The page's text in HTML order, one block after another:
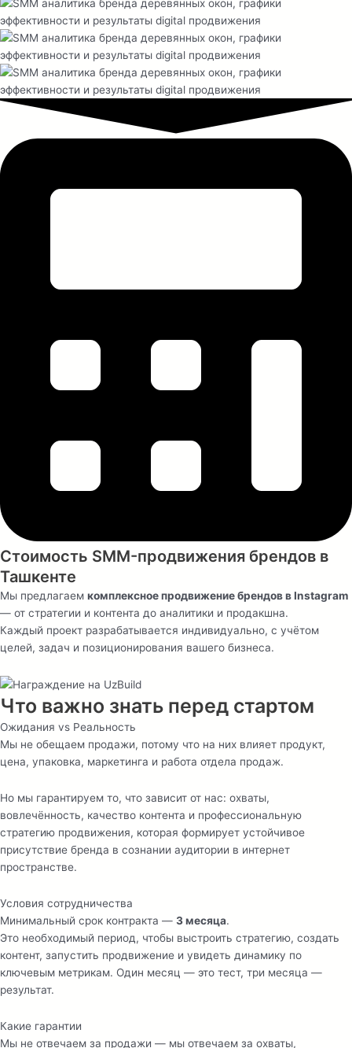
Стоимость SMM-продвижения брендов в
Ташкенте
Мы предлагаем комплексное продвижение брендов в Instagram
— от стратегии и контента до аналитики и продакшна.
Каждый проект разрабатывается индивидуально, с учётом
целей, задач и позиционирования вашего бизнеса.
Что важно знать перед стартом
Ожидания vs Реальность
Мы не обещаем продажи, потому что на них влияет продукт,
цена, упаковка, маркетинга и работа отдела продаж.
Но мы гарантируем то, что зависит от нас: охваты,
вовлечённость, качество контента и профессиональную
стратегию продвижения, которая формирует устойчивое
присутствие бренда в сознании аудитории в интернет
пространстве.
Условия сотрудничества
Минимальный срок контракта — 3 месяца.
Это необходимый период, чтобы выстроить стратегию, создать
контент, запустить продвижение и увидеть динамику по
ключевым метрикам. Один месяц — это тест, три месяца —
результат.
Какие гарантии
Мы не отвечаем за продажи — мы отвечаем за охваты,